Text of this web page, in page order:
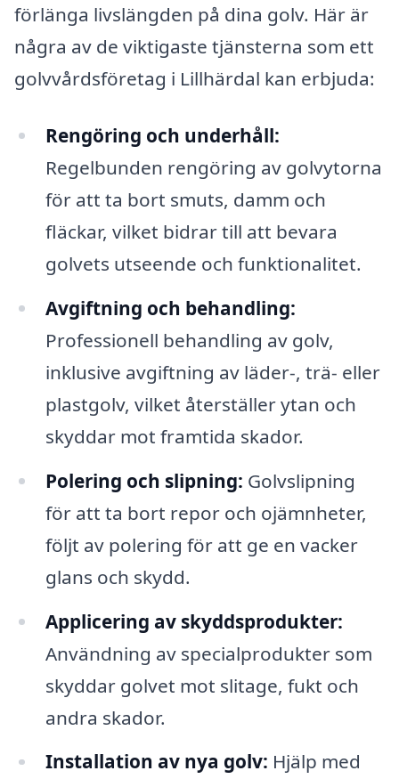
förlänga livslängden på dina golv. Här är
några av de viktigaste tjänsterna som ett
golvvårdsföretag i Lillhärdal kan erbjuda:
Rengöring och underhåll:
Regelbunden rengöring av golvytorna
för att ta bort smuts, damm och
fläckar, vilket bidrar till att bevara
golvets utseende och funktionalitet.
Avgiftning och behandling:
Professionell behandling av golv,
inklusive avgiftning av läder-, trä- eller
plastgolv, vilket återställer ytan och
skyddar mot framtida skador.
Polering och slipning: Golvslipning
för att ta bort repor och ojämnheter,
följt av polering för att ge en vacker
glans och skydd.
Applicering av skyddsprodukter:
Användning av specialprodukter som
skyddar golvet mot slitage, fukt och
andra skador.
Installation av nya golv: Hjälp med